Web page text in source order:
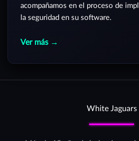
acompañamos en el proceso de
la seguridad en su software.
Ver más →
White Jaguars